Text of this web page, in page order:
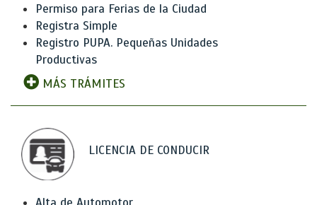
Permiso para Ferias de la Ciudad
Registra Simple
Registro PUPA. Pequeñas Unidades
Productivas
MÁS TRÁMITES
LICENCIA DE CONDUCIR